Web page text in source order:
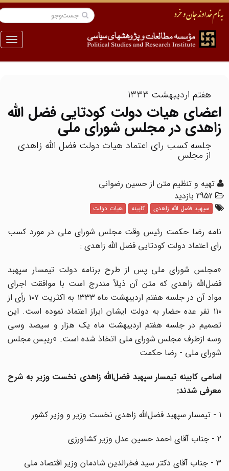
منو
هفتم اردیبهشت 1333
اعضای هیات دولت کودتایی فضل الله
زاهدی در مجلس شورای ملی
جلسه کسب رای اعتماد هیات دولت فضل الله زاهدی
از مجلس
تهیه و تنظیم متن از حسین رضوانی
2952 بازدید
سپهبد فضل الله زاهدی کابینه هیات دولت
نامه رضا حکمت رئیس وقت مجلس شورای ملی در مورد کسب
رای اعتماد دولت کودتایی فضل الله زاهدی :
«‌مجلس شورای ملی پس از طرح برنامه دولت تیمسار سپهبد
فضل‌الله زاهدی که متن آن ذیلاً مندرج است با موافقت اجرای
مواد آن در جلسه هفتم ‌اردیبهشت ماه ۱۳۳۳ به اکثریت ۱۰۷ رأی از
۱۱۰ نفر عده حضار به دولت ایشان ابراز اعتماد نموده است. ‌این
تصمیم در جلسه هفتم اردیبهشت ماه یک هزار و سیصد وسی
وسه ازطرف مجلس شورای ملی اتخاذ شده است. »‌رییس مجلس
شورای ملی - رضا حکمت
اسامی کابینه تیمسار سپهبد فضل‌الله زاهدی نخست وزیر به شرح
معرفی شدند: